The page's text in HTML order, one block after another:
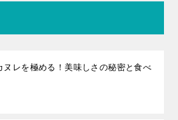
ヌレを極める！美味しさの秘密と食べ